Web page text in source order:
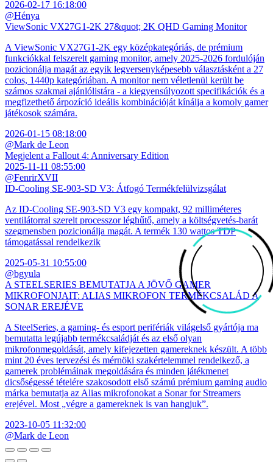
2026-02-17 16:18:00
@Hénya
ViewSonic VX27G1-2K 27&quot; 2K QHD Gaming Monitor
A ViewSonic VX27G1-2K egy középkategóriás, de prémium
funkciókkal felszerelt gaming monitor, amely 2025-2026 fordulóján
pozicionálja magát az egyik legversenyképesebb választásként a 27
colos, 1440p kategóriában. A monitor nem véletlenül került be
számos szakmai ajánlólistára - a kiegyensúlyozott specifikációk és a
megfizethető árpozíció ideális kombinációját kínálja a komoly gamer
játékosok számára.
2026-01-15 08:18:00
@Mark de Leon
Megjelent a Fallout 4: Anniversary Edition
2025-11-11 08:55:00
@FenrirXVII
ID-Cooling SE-903-SD V3: Átfogó Termékfelülvizsgálat
Az ID-Cooling SE-903-SD V3 egy kompakt, 92 milliméteres
ventilátorral szerelt processzor léghűtő, amely a költségvetés-barát
szegmensben pozicionálja magát. A termék 130 wattos TDP
támogatással rendelkezik
2025-05-31 10:55:00
@bgyula
A STEELSERIES BEMUTATJA A JÖVŐ GAMER
MIKROFONJAIT: ALIAS MIKROFON TERMÉKCSALÁD A
SONAR EREJÉVE
A SteelSeries, a gaming- és esport perifériák világelső gyártója ma
bemutatta legújabb termékcsaládját és az első olyan
mikrofonmegoldását, amely kifejezetten gamereknek készült. A több
mint 20 éves tervezési és mérnöki szakértelemmel rendelkező, a
gamerek problémáinak megoldására és minden játékmenet
dicsőségessé tételére szakosodott első számú prémium gaming audio
márka bemutatja az Alias mikrofonokat a Sonar for Streamers
erejével. Most „végre a gamereknek is van hangjuk”.
2023-10-05 11:32:00
@Mark de Leon